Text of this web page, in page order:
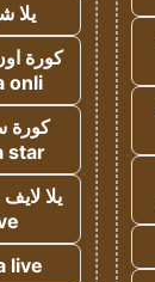
يلا
كورة
onli
كورة
star
live